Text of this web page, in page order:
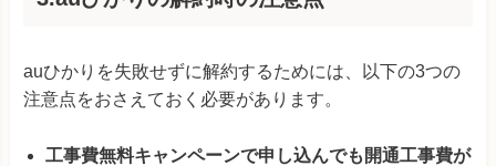
auひかりを失敗せずに解約するためには、以下の3つの
注意点をおさえておく必要があります。
工事費無料キャンペーンで申し込んでも開通工事費が